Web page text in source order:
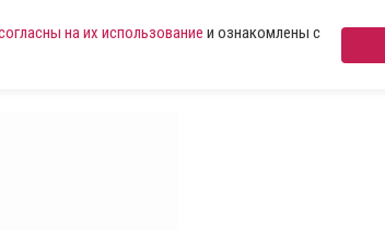
на их использование и ознакомлены с